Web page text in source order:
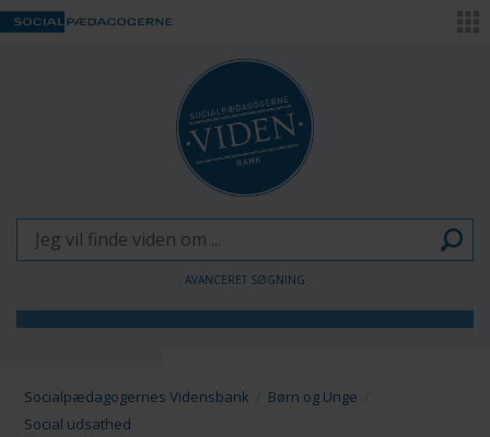
AVANCERET SØGNING
Voksne
Socialpædagogernes Vidensbank
Børn og Unge
Social udsathed